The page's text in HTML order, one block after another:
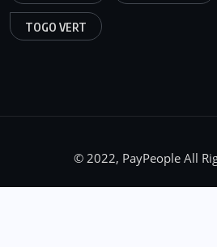
TOGO VERT
© 2022, PayPeople All